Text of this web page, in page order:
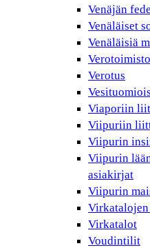
Venäjän
Venäläiset
Venäläisiä
Verotus
Viaporiin
Viipuriin
Viipurin
Viipurin
asiakirjat
Viipurin
Virkatalot
Voudintilit